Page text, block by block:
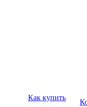
Как купить